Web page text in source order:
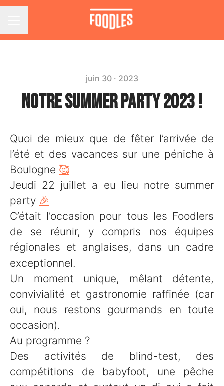
juin 30 · 2023
NOTRE SUMMER PARTY 2023 !
Quoi de mieux que de fêter l’arrivée de
l’été et des vacances sur une péniche à
Boulogne 🥰
Jeudi 22 juillet a eu lieu notre summer
party 🎉
C’était l’occasion pour tous les Foodlers
de se réunir, y compris nos équipes
régionales et anglaises, dans un cadre
exceptionnel.
Un moment unique, mêlant détente,
convivialité et gastronomie raffinée (car
oui, nous restons gourmands en toute
occasion).
Au programme ?
Des activités de blind-test, des
compétitions de babyfoot, une pêche